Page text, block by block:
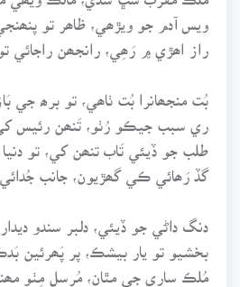
ويس آدم جو ويڙھي، ظاھر تو
راز اھڙي ۾ رَھِي، رانجھن راجائي
بُت منجھانرا بُت ٺاھي، تو برھ جي
ري سبب جيڪو رُٺو، تَنھن رئيس
طلب جو ڏيئي تَاب تنھن کي، تو
گڏ رَھائي ڪي گھڙيون، جانب
دنگ داڻي جو ڏيئي، دلبر سندو
بخشيو تو يار بيشڪ، پر پَھرئين
مُلڪ ساري جي مٿان، مُرسل مِٺو